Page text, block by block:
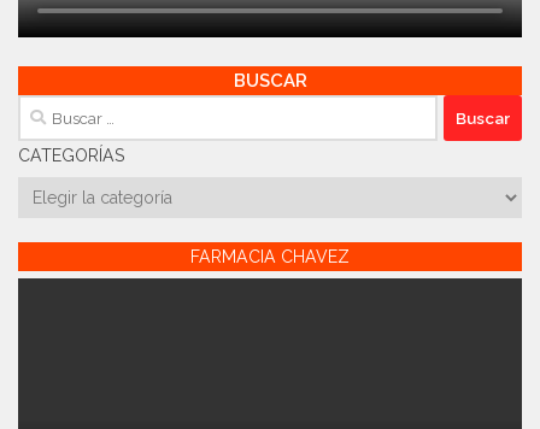
BUSCAR
Buscar:
CATEGORÍAS
Categorías
FARMACIA CHAVEZ